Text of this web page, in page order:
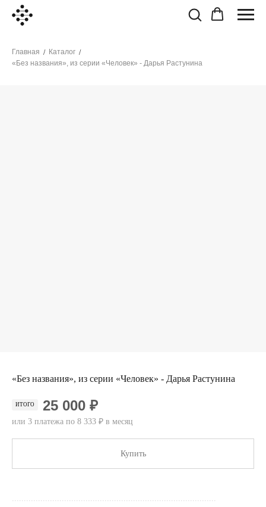
Главная / Каталог /
«Без названия», из серии «Человек» - Дарья Растунина
«Без названия», из серии «Человек» - Дарья Растунина
ИТОГО 25 000 ₽
или 3 платежа по 8 333 ₽ в месяц
Купить
......................................................................................